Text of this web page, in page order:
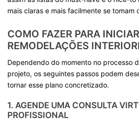
mais claras e mais facilmente se tomam
COMO FAZER PARA
REMODELAÇÕES
Dependendo do momento no processo
projeto, os seguintes passos podem
tornar esse plano concretizado.
1. AGENDE UMA CONSULTA
PROFISSIONAL